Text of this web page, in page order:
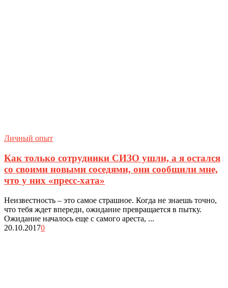
Личный опыт
Как только сотрудники СИЗО ушли, а я остался
со своими новыми соседями, они сообщили мне,
что у них «пресс-хата»
Неизвестность – это самое страшное. Когда не знаешь точно,
что тебя ждет впереди, ожидание превращается в пытку.
Ожидание началось еще с самого ареста, ...
20.10.20170